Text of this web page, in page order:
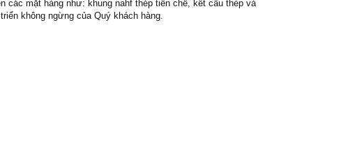
các mặt hàng như: khung nahf thép tiền chế, kết cấu thép và
không ngừng của Quý khách hàng.